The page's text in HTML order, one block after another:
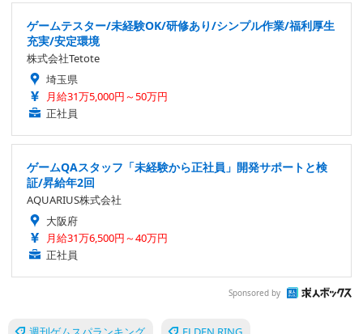
ゲームテスター/未経験OK/研修あり/シンプル作業/福利厚生
充実/安定環境
株式会社Tetote
埼玉県
月給31万5,000円～50万円
正社員
ゲームQAスタッフ「未経験から正社員」開発サポートと検
証/昇給年2回
AQUARIUS株式会社
大阪府
月給31万6,500円～40万円
正社員
Sponsored by